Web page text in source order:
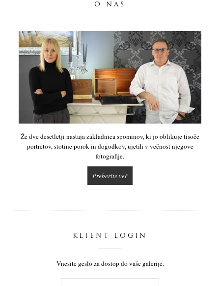
O NAS
Že dve desetletji nastaja zakladnica spominov, ki jo oblikuje tisoče
portretov, stotine porok in dogodkov, ujetih v večnost njegove
fotografije.
Preberite več
KLIENT LOGIN
Vnesite geslo za dostop do vaše galerije.